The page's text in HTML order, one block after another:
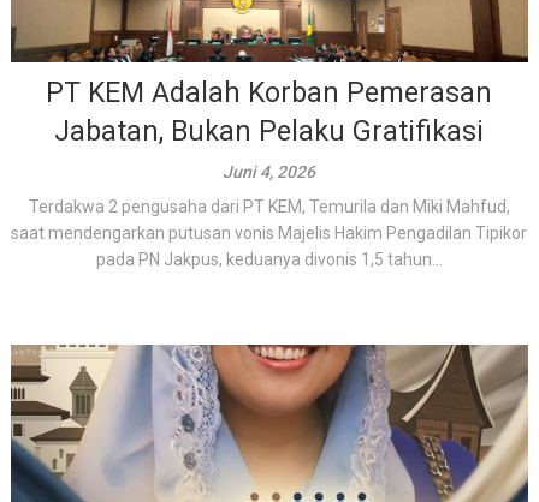
PT KEM Adalah Korban Pemerasan
Jabatan, Bukan Pelaku Gratifikasi
Juni 4, 2026
Terdakwa 2 pengusaha dari PT KEM, Temurila dan Miki Mahfud,
saat mendengarkan putusan vonis Majelis Hakim Pengadilan Tipikor
pada PN Jakpus, keduanya divonis 1,5 tahun...